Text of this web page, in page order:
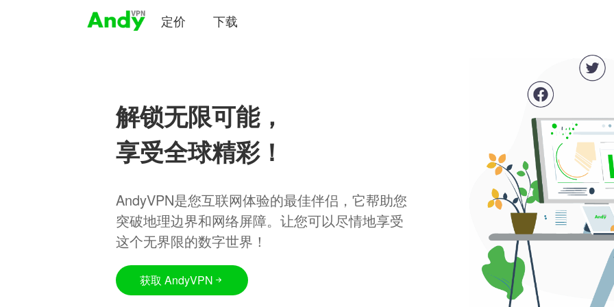
定价 下载
解锁无限可能，
享受全球精彩！
AndyVPN是您互联网体验的最佳伴侣，它帮助您
突破地理边界和网络屏障。让您可以尽情地享受
这个无界限的数字世界！
获取 AndyVPN